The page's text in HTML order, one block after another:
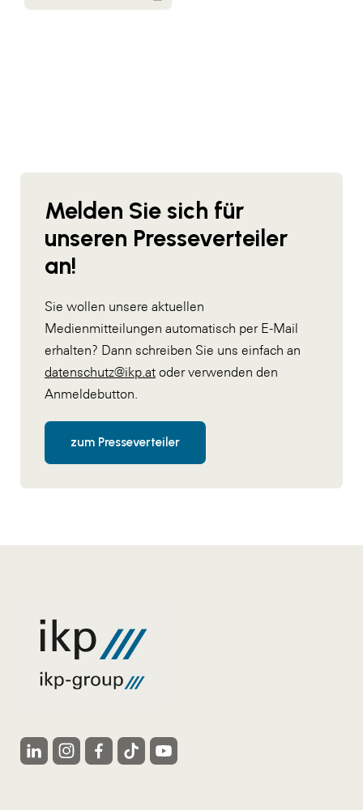
Melden Sie sich für
unseren Presseverteiler
an!
Sie wollen unsere aktuellen
Medienmitteilungen automatisch per E-Mail
erhalten? Dann schreiben Sie uns einfach an
datenschutz@ikp.at oder verwenden den
Anmeldebutton.
zum Presseverteiler